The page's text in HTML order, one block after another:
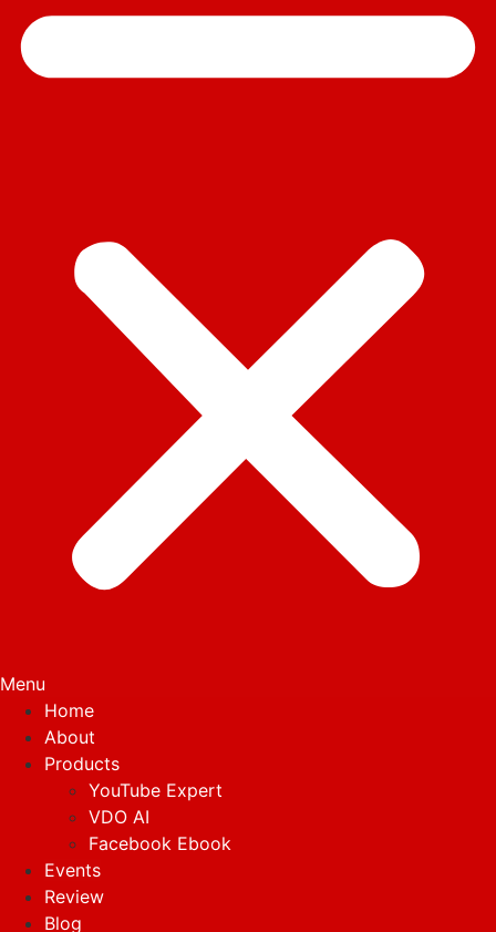
Menu
Home
About
Products
YouTube Expert
VDO AI
Facebook Ebook
Events
Review
Blog